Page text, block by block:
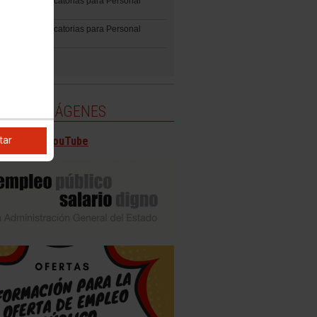
de Convocatorias para Personal
DE IMÁGENES
canal en YouTube